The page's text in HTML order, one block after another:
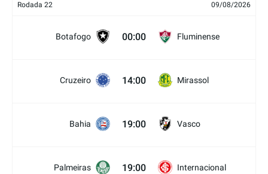
Rodada 22 09/08/2026
Botafogo 00:00 Fluminense
Cruzeiro 14:00 Mirassol
Bahia 19:00 Vasco
Palmeiras 19:00 Internacional